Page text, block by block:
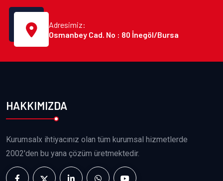
Adresimiz:
Osmanbey Cad. No : 80 İnegöl/Bursa
HAKKIMIZDA
Kurumsalx ihtiyacınız olan tüm kurumsal hizmetlerde
2002'den bu yana çözüm üretmektedir.